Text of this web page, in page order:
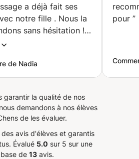
a déjà fait ses
notre fille . Nous la
sans hésitation !
de Nadia
pour ”
garantir la qualité de nos
demandons à nos élèves
de les évaluer.
avis d'élèves et garantis
Évalué 5.0 sur 5 sur une
base de 13avis.